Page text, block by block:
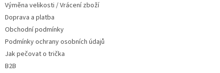
Výměna velikosti / Vrácení zboží
Doprava a platba
Obchodní podmínky
Podmínky ochrany osobních údajů
Jak pečovat o trička
B2B